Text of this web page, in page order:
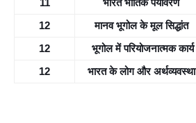
11 भारत भौतिक पर्यावरण
12 मानव भूगोल के मूल सिद्धांत
12 भूगोल में परियोजनात्मक कार्य
12 भारत के लोग और अर्थव्यवस्था